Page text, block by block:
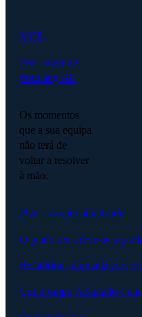
MCP
Ask anything
from any AI.
Os momentos
que a sua equipa
não terá de
voltar a resolver
à mão.
Plano sempre atualizado
O plano reescreve-se a
Relatórios automatizados e
Um prompt. Adaptado à